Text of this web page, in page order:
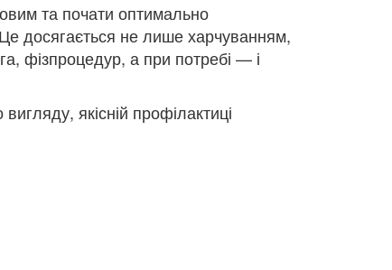
та почати оптимально
досягається не лише харчуванням,
фізпроцедур, а при потребі — і
якісній профілактиці